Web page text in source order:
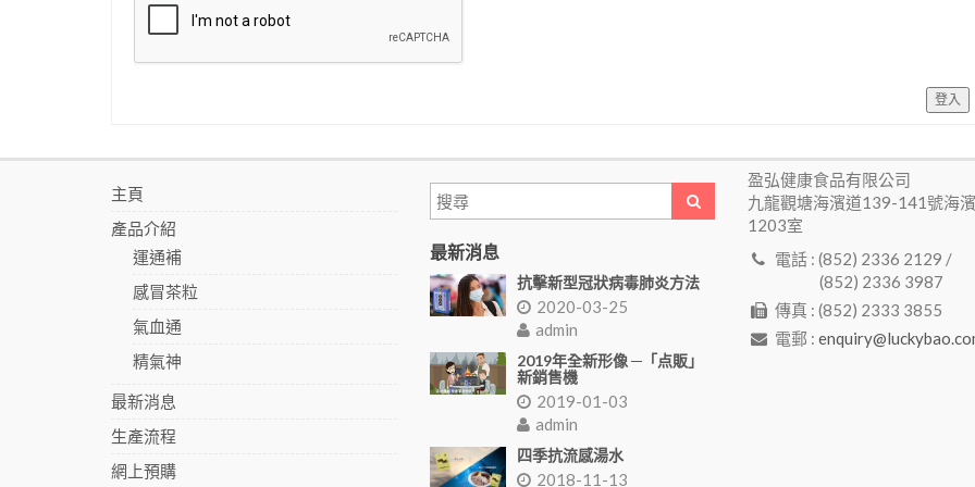
登入
主頁
產品介紹
運通補
感冒茶粒
氣血通
精氣神
最新消息
生產流程
網上預購
最新消息
抗擊新型冠狀病毒肺炎方法
2020-03-25
admin
2019年全新形像 ─「点販」
新銷售機
2019-01-03
admin
四季抗流感湯水
2018-11-13
盈弘健康食品有限公司
九龍觀塘海濱道139-141號海
1203室
電話 : (852) 2336 2129 /
(852) 2336 3987
傳真 : (852) 2333 3855
電郵 :